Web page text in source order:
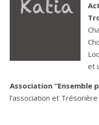
et
Association “Ensemble
l’association et Trésorière